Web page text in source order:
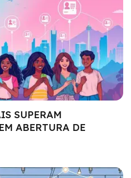
SUPERAM
ABERTURA DE